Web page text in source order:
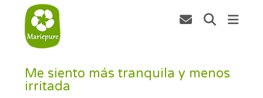
Me siento más tranquila y menos
irritada